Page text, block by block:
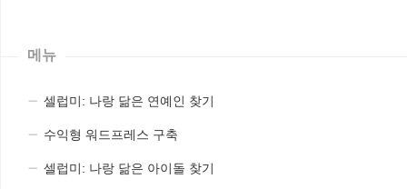
메뉴
셀럽미: 나랑 닮은 연예인 찾기
수익형 워드프레스 구축
셀럽미: 나랑 닮은 아이돌 찾기